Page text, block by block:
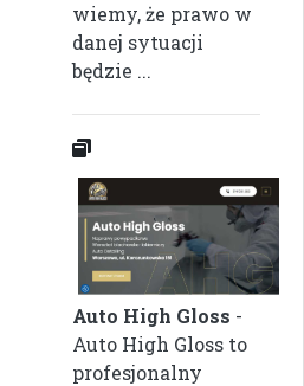
wiemy, że prawo w
danej sytuacji
będzie ...
Auto High Gloss -
Auto High Gloss to
profesjonalny